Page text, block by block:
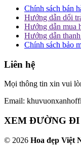
Chính sách bán
Hướng dẫn dổi
Hướng dẫn mua
Hướng dẫn
Chính sách bảo
Liên hệ
Mọi thông tin xin vui
Email:
XEM ĐƯỜNG ĐI
© 2026 Hoa đẹp Việt